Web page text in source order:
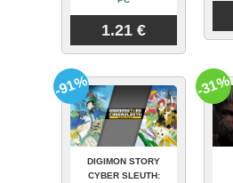
1.21 €
DIGIMON STORY
CYBER SLEUTH:
-91% -31%